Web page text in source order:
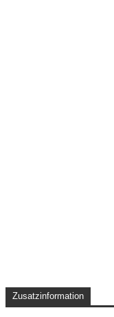
Zusatzinformation